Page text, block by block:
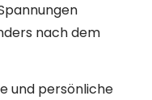
nach dem
und persönliche